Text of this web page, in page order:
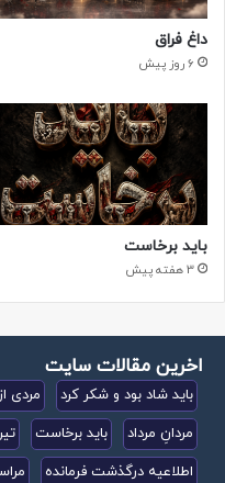
داغ فراق
6 روز پیش
باید برخاست
3 هفته پیش
اخرین مقالات سایت
باید شاد بود و شکر کرد مردی
مردانِ مرداد
باید برخاست
اطلاعیه درگذشت فرمانده